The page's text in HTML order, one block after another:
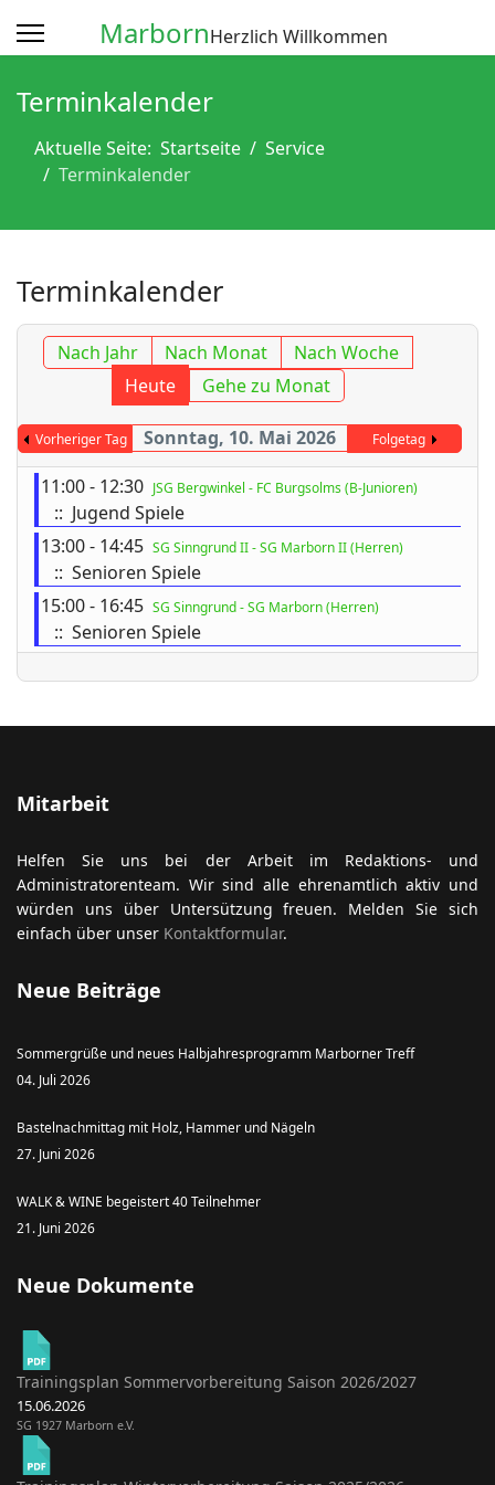
MarbornHerzlich Willkommen
Terminkalender
Aktuelle Seite: Startseite
Service
Terminkalender
Terminkalender
Nach Jahr Nach Monat
Nach Woche
Heute
Gehe zu Monat
Vorheriger Tag Sonntag, 10. Mai 2026 Folgetag
11:00 - 12:30 JSG Bergwinkel - FC Burgsolms (B-Junioren)
:: Jugend Spiele
13:00 - 14:45 SG Sinngrund II - SG Marborn II (Herren)
:: Senioren Spiele
15:00 - 16:45 SG Sinngrund - SG Marborn (Herren)
:: Senioren Spiele
Mitarbeit
Helfen Sie uns bei der Arbeit im Redaktions- und
Administratorenteam. Wir sind alle ehrenamtlich aktiv und
würden uns über Untersützung freuen. Melden Sie sich
einfach über unser Kontaktformular.
Neue Beiträge
Sommergrüße und neues Halbjahresprogramm Marborner Treff
04. Juli 2026
Bastelnachmittag mit Holz, Hammer und Nägeln
27. Juni 2026
WALK & WINE begeistert 40 Teilnehmer
21. Juni 2026
Neue Dokumente
Trainingsplan Sommervorbereitung Saison 2026/2027
15.06.2026
SG 1927 Marborn e.V.
anzeigen